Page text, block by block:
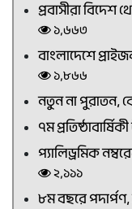
প্রবাসীরা বিদেশ
১,৬৬৩
বাংলাদেশে
১,৮৬৬
নতুন না পুরাতন,
৭ম
প্যালিড্রমিক
২,১১১
৮ম বছরে